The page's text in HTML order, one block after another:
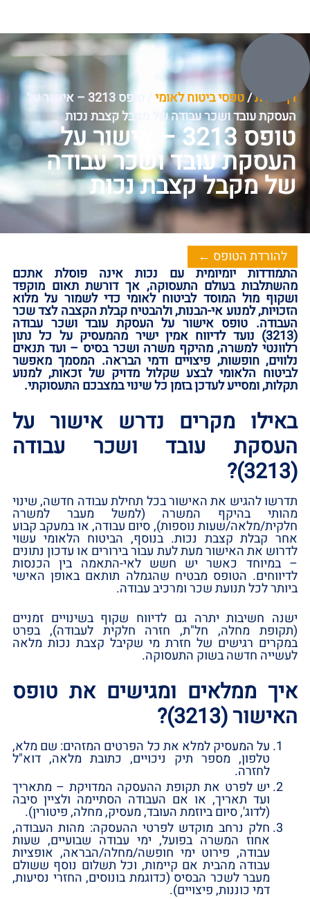
דף הבית/טפסי ביטוח לאומי
טופס ‏3213‏ – אישור על
העסקת עובד ושכר עבודה של מקבל קצבת נכות
טופס ‏3213‏ – אישור על
העסקת עובד ושכר עבודה
של מקבל קצבת נכות
להורדת הטופס ←
התמודדות יומיומית עם נכות אינה פוסלת אתכם
מהשתלבות בעולם התעסוקה,‏ אך דורשת תאום מוקפד
ושקוף מול המוסד לביטוח לאומי כדי לשמור על מלוא
הזכויות,‏ למנוע אי-הבנות,‏ ולהבטיח קבלת הקצבה לצד שכר
העבודה.‏ טופס אישור על העסקת עובד ושכר עבודה
‏(3213)‏ נועד לדיווח אמין ישיר מהמעסיק על כל נתון
רלוונטי למשרה,‏ מהיקף משרה ושכר בסיס – ועד תנאים
נלווים,‏ חופשות,‏ פיצויים ודמי הבראה.‏ המסמך מאפשר
לביטוח הלאומי לבצע שקלול מדויק של זכאות,‏ למנוע
תקלות,‏ ומסייע לעדכן בזמן כל שינוי במצבכם התעסוקתי.‏
באילו מקרים נדרש אישור על
העסקת עובד ושכר עבודה
‏(3213)‏?‏
תדרשו להגיש את האישור בכל תחילת עבודה חדשה,‏ שינוי
מהותי בהיקף המשרה ‏(למשל מעבר למשרה
חלקית/מלאה/שעות נוספות)‏,‏ סיום עבודה,‏ או במעקב קבוע
אחר קבלת קצבת נכות.‏ בנוסף,‏ הביטוח הלאומי עשוי
לדרוש את האישור מעת לעת עבור בירורים או עדכון נתונים
– במיוחד כאשר יש חשש לאי-התאמה בין הכנסות
לדיווחים.‏ הטופס מבטיח שהגמלה תותאם באופן האישי
ביותר לכל תנועת שכר ומרכיב עבודה.‏
ישנה חשיבות יתרה גם לדיווח שקוף בשינויים זמניים
‏(תקופת מחלה,‏ חל‏"ת,‏ חזרה חלקית לעבודה)‏,‏ בפרט
במקרים רגישים של חזרת מי שקיבל קצבת נכות מלאה
לעשייה חדשה בשוק התעסוקה.‏
איך ממלאים ומגישים את טופס
האישור ‏(3213)‏?‏
על המעסיק למלא את כל הפרטים המזהים:‏ שם מלא,‏
טלפון,‏ מספר תיק ניכויים,‏ כתובת מלאה,‏ דוא‏"ל
לחזרה.‏
יש לפרט את תקופת ההעסקה המדויקת – מתאריך
ועד תאריך,‏ או אם העבודה הסתיימה ולציין סיבה
‏(לדוג‏',‏ סיום ביוזמת העובד,‏ מעסיק,‏ מחלה,‏ פיטורין)‏.‏
חלק נרחב מוקדש לפרטי ההעסקה:‏ מהות העבודה,‏
אחוז המשרה בפועל,‏ ימי עבודה שבועיים,‏ שעות
עבודה,‏ פירוט ימי חופשה/מחלה/הבראה,‏ אופציות
עבודה מהבית אם קיימות,‏ וכל תשלום נוסף ששולם
מעבר לשכר הבסיס ‏(כדוגמת בונוסים,‏ החזרי נסיעות,‏
דמי כוננות,‏ פיצויים)‏.‏